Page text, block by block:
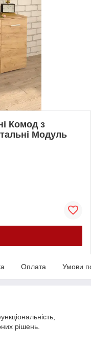
Комод з
Модуль
Оплата Умови
рішень.